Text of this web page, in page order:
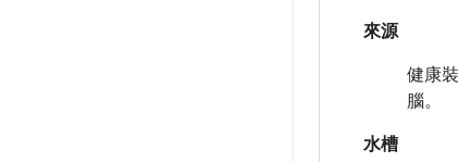
來源
健康
腦。
水槽